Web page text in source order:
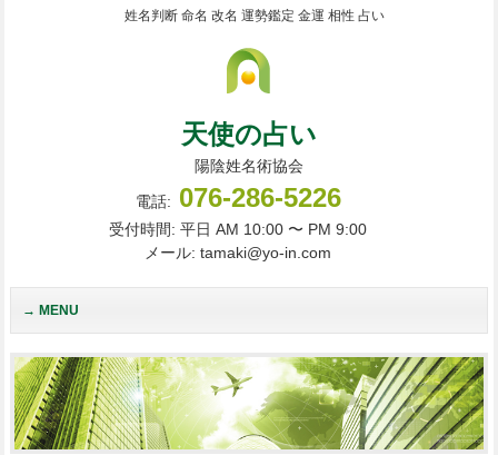
姓名判断 命名 改名 運勢鑑定 金運 相性 占い
天使の占い
陽陰姓名術協会
電話: 076-286-5226
受付時間: 平日 AM 10:00 〜 PM 9:00
メール: tamaki@yo-in.com
MENU